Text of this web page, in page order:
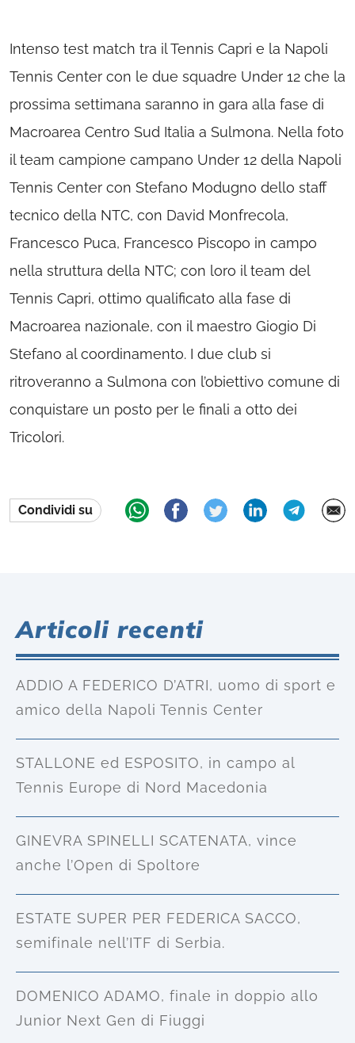
Intenso test match tra il Tennis Capri e la Napoli
Tennis Center con le due squadre Under 12 che la
prossima settimana saranno in gara alla fase di
Macroarea Centro Sud Italia a Sulmona. Nella foto
il team campione campano Under 12 della Napoli
Tennis Center con Stefano Modugno dello staff
tecnico della NTC, con David Monfrecola,
Francesco Puca, Francesco Piscopo in campo
nella struttura della NTC; con loro il team del
Tennis Capri, ottimo qualificato alla fase di
Macroarea nazionale, con il maestro Giogio Di
Stefano al coordinamento. I due club si
ritroveranno a Sulmona con l’obiettivo comune di
conquistare un posto per le finali a otto dei
Tricolori.
Condividi su
Articoli recenti
ADDIO A FEDERICO D’ATRI, uomo di sport e
amico della Napoli Tennis Center
STALLONE ed ESPOSITO, in campo al
Tennis Europe di Nord Macedonia
GINEVRA SPINELLI SCATENATA, vince
anche l’Open di Spoltore
ESTATE SUPER PER FEDERICA SACCO,
semifinale nell’ITF di Serbia.
DOMENICO ADAMO, finale in doppio allo
Junior Next Gen di Fiuggi